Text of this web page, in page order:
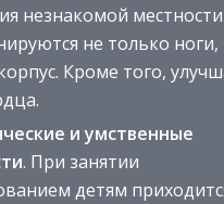
незнакомой
не только ноги,
Кроме того,
и умственные
. При занятии
детям